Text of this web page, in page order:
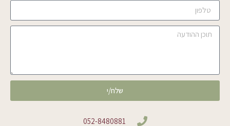
שלח/י
052-8480881